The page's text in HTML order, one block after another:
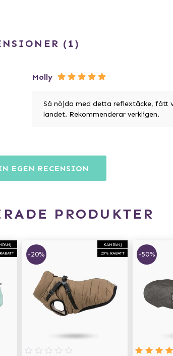
1
Molly
Så nöjda med detta reflextäcke, fått
landet. Rekommenderar verkligen.
EGEN RECENSION
PRODUKTER
KAMPANJ
20% RABATT
-20% -50%